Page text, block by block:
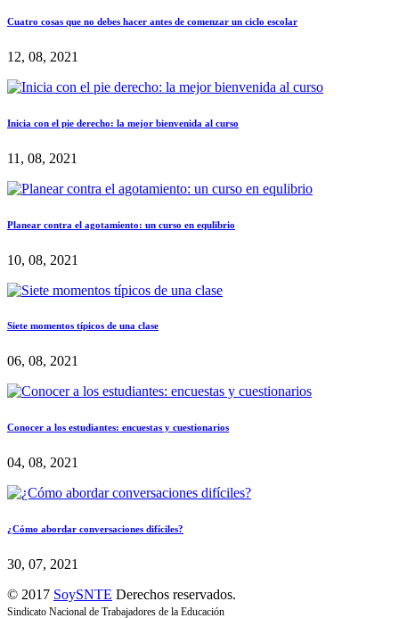
Cuatro cosas que no debes hacer antes de comenzar un ciclo escolar
12, 08, 2021
Inicia con el pie derecho: la mejor bienvenida al curso
11, 08, 2021
Planear contra el agotamiento: un curso en equlibrio
10, 08, 2021
Siete momentos típicos de una clase
06, 08, 2021
Conocer a los estudiantes: encuestas y cuestionarios
04, 08, 2021
¿Cómo abordar conversaciones difíciles?
30, 07, 2021
© 2017 SoySNTE Derechos reservados.
Sindicato Nacional de Trabajadores de la Educación